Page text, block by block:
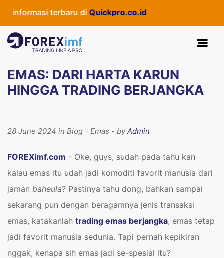
terbaru diQuickpro.co.id
EMAS: DARI HARTA KARUN
HINGGA TRADING BERJANGKA
28 June 2024 in Blog - Emas - byAdmin
FOREXimf.com - Oke, guys, sudah pada tahu kan
kalau emas itu udah jadi komoditi favorit manusia dari
jaman baheula? Pastinya tahu dong, bahkan sampai
sekarang pun dengan beragamnya jenis transaksi
emas, katakanlah trading emas berjangka, emas tetap
jadi favorit manusia sedunia. Tapi pernah kepikiran
nggak, kenapa sih emas jadi se-spesial itu?